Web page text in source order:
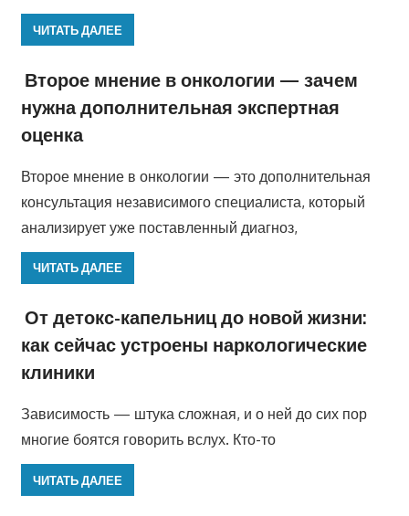
ЧИТАТЬ ДАЛЕЕ
Второе мнение в онкологии — зачем
нужна дополнительная экспертная
оценка
Второе мнение в онкологии — это дополнительная
консультация независимого специалиста, который
анализирует уже поставленный диагноз,
ЧИТАТЬ ДАЛЕЕ
От детокс-капельниц до новой жизни:
как сейчас устроены наркологические
клиники
Зависимость — штука сложная, и о ней до сих пор
многие боятся говорить вслух. Кто-то
ЧИТАТЬ ДАЛЕЕ